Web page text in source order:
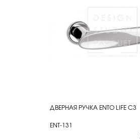
КУПИТЬ
ДВЕРНАЯ РУЧКА ENTO LIFE C3
ENT-131